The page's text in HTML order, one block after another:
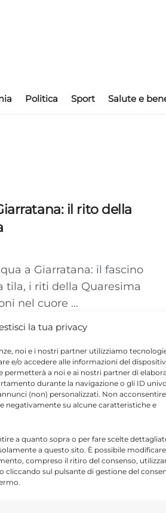
la tua privacy
noi e i nostri partner utilizziamo
e/o accedere alle informazioni del
permetterà a noi e ai nostri partner di
durante la navigazione o gli ID
(non) personalizzati. Non
negativamente su alcune caratteristiche e
a quanto sopra o per fare scelte
a questo sito. È possibile
compreso il ritiro del consenso,
cliccando sul pulsante di gestione del
Politica Sport Salute e
il rito della
a Giarratana: il fascino
tila, i riti della Quaresima
nel cuore ...